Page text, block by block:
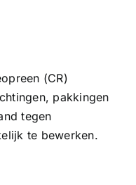
(CR)
pakkingen
tegen
te bewerken.